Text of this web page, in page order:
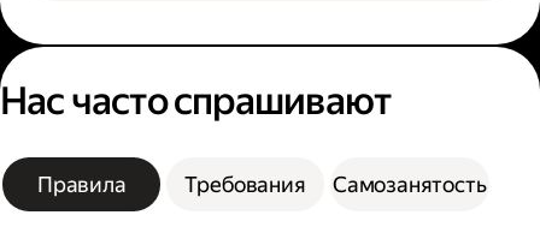
Нас часто спрашивают
Правила Требования Самозанятость